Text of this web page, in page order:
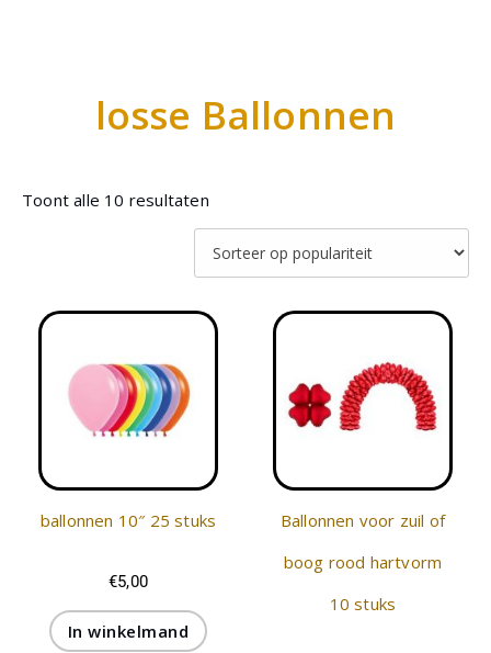
losse Ballonnen
Toont alle 10 resultaten
ballonnen 10″ 25 stuks
€5,00
In winkelmand
Ballonnen voor zuil of
boog rood hartvorm
10 stuks